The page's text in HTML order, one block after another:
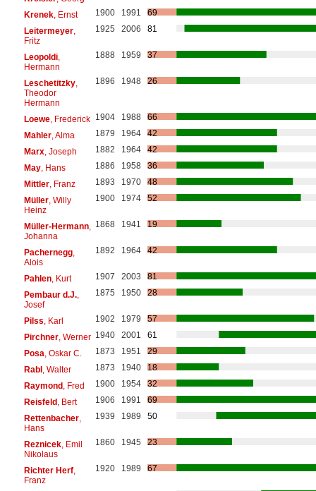
Krenek, Ernst 1900 1991
69
Leitermeyer,
Fritz
1925 2006 81
Leopoldi,
Hermann
1888 1959 37
Leschetitzky,
Theodor
Hermann
1896 1948 26
Loewe, Frederick 1904 1988
66
Mahler, Alma 1879 1964
42
Marx, Joseph 1882 1964
42
May, Hans 1886 1958
36
Mittler, Franz 1893 1970
48
Müller, Willy
Heinz
1900 1974 52
Müller-Hermann,
Johanna
1868 1941 19
Pachernegg,
Alois
1892 1964 42
Pahlen, Kurt 1907 2003
81
Pembaur d.J.,
Josef
1875 1950 28
Pilss , Karl 1902 1979
57
Pirchner, Werner 1940 2001
61
Posa , Oskar C. 1873 1951
29
Rabl, Walter 1873 1940
18
Raymond, Fred 1900 1954
32
Reisfeld, Bert 1906 1991
69
Rettenbacher,
Hans
1939 1989 50
Reznicek, Emil
Nikolaus
1860 1945 23
Richter Herf,
Franz
1920 1989 67